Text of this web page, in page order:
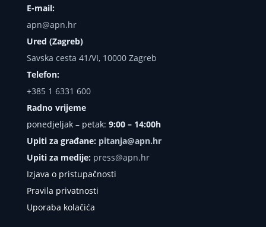
E-mail:
apn@apn.hr
Ured (Zagreb)
Savska cesta 41/VI, 10000 Zagreb
Telefon:
+385 1 6331 600
Radno vrijeme
ponedjeljak – petak: 9:00 – 14:00h
Upiti za građane: pitanja@apn.hr
Upiti za medije: press@apn.hr
Izjava o pristupačnosti
Pravila privatnosti
Uporaba kolačića